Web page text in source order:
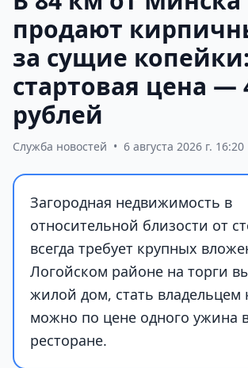
продают
за сущие копейки:
стартовая цена —
рублей
Служба новостей • 6 августа 2026 г. 16:20
Загородная недвижимость в
относительной близости от
всегда требует крупных
Логойском районе на торги
жилой дом, стать владельцем
можно по цене одного ужина
ресторане.